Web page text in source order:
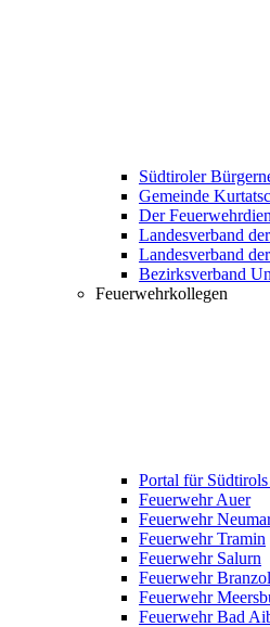
Südtiroler
Gemeinde
Der
Landesverband
Landesverband
Bezirksverband
Feuerwehrkollegen
Portal für
Feuerwehr Auer
Feuerwehr
Feuerwehr Tramin
Feuerwehr Salurn
Feuerwehr
Feuerwehr
Feuerwehr Bad